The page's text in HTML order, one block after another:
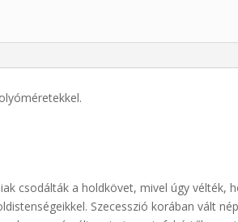
csodálták a holdkövet, mivel úgy vélték,
Szecesszió korában vált